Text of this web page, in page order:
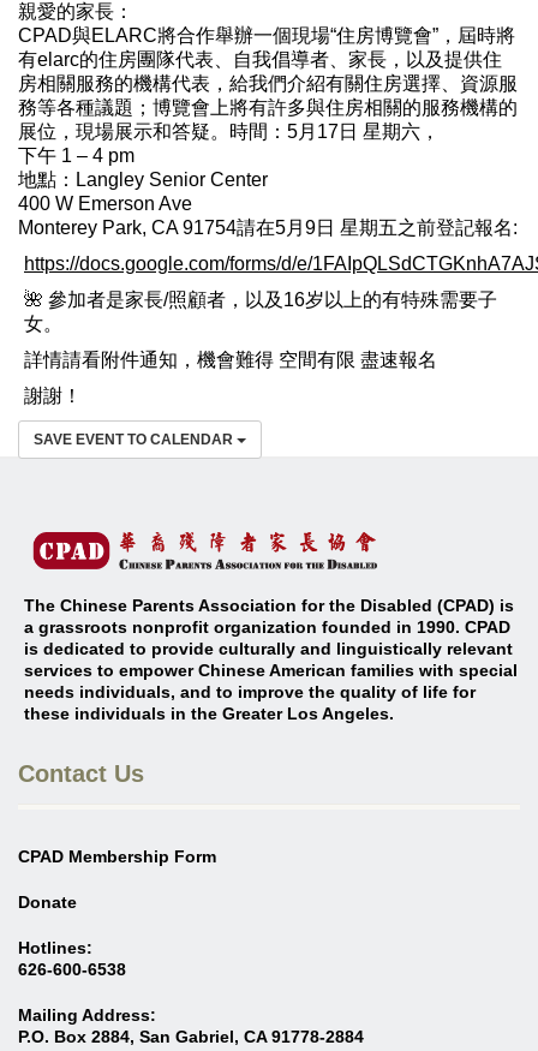
親愛的家長：
CPAD與ELARC將合作舉辦一個現場“住房博覽會”，屆時將
有elarc的住房團隊代表、自我倡導者、家長，以及提供住
房相關服務的機構代表，給我們介紹有關住房選擇、資源服
務等各種議題；博覽會上將有許多與住房相關的服務機構的
展位，現場展示和答疑。時間：5月17日 星期六，
下午 1 – 4 pm
地點：Langley Senior Center
400 W Emerson Ave
Monterey Park, CA 91754請在5月9日 星期五之前登記報名:
https://docs.google.com/forms/d/e/
🌺 參加者是家長/照顧者，以及16岁以上的有特殊需要子
女。
詳情請看附件通知，機會難得 空間有限 盡速報名
謝謝！
SAVE EVENT TO CALENDAR
The Chinese Parents Association for the Disabled (CPAD) is
a grassroots nonprofit organization founded in 1990. CPAD
is dedicated to provide culturally and linguistically relevant
services to empower Chinese American families with special
needs individuals, and to improve the quality of life for
these individuals in the Greater Los Angeles.
Contact Us
CPAD Membership Form
Donate
Hotlines:
626-600-6538
Mailing Address:
P.O. Box 2884, San Gabriel, CA 91778-2884